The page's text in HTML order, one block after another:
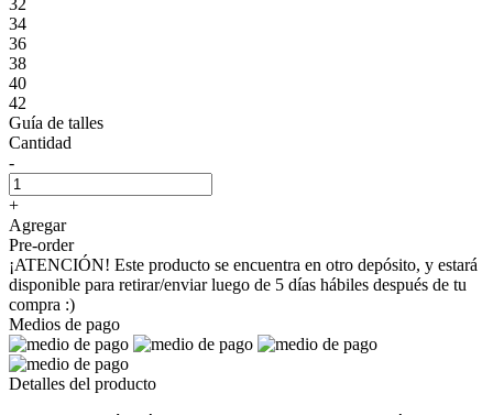
34
36
38
40
42
Guía de talles
Cantidad
-
+
Agregar
Pre-order
¡ATENCIÓN! Este producto se encuentra en otro depósito, y estará
disponible para retirar/enviar luego de 5 días hábiles después de tu
compra :)
Medios de pago
Detalles del producto